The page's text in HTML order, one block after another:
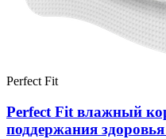
Perfect Fit
Perfect Fit влажный
поддержания здоровья